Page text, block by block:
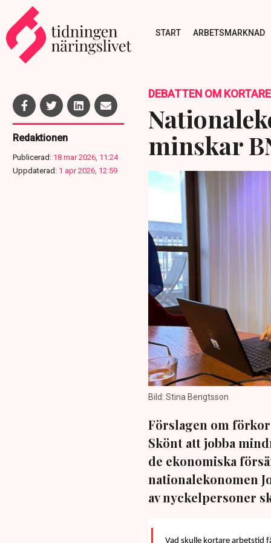
START ARBETSMARKNAD
Redaktionen
Publicerad: 18 mar 2026, 11:24
Uppdaterad: 1 apr 2026, 12:59
DEBATTEN OM
minskar
Bild: Stina Bengtsson
Förslagen om
Skönt att jobba
de ekonomiska
nationalekonomen
av nyckelpersoner